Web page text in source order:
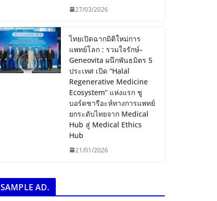
27/03/2026
ไทยเปิดฉากมิติใหม่การ
แพทย์โลก : รวมใจรักษ์–
Geneovita ผนึกพันธมิตร 5
ประเทศ เปิด “Halal
Regenerative Medicine
Ecosystem” แห่งแรก ชู
บอร์ดชารีอะห์ทางการแพทย์
ยกระดับไทยจาก Medical
Hub สู่ Medical Ethics
Hub
21/01/2026
SAMPLE AD.